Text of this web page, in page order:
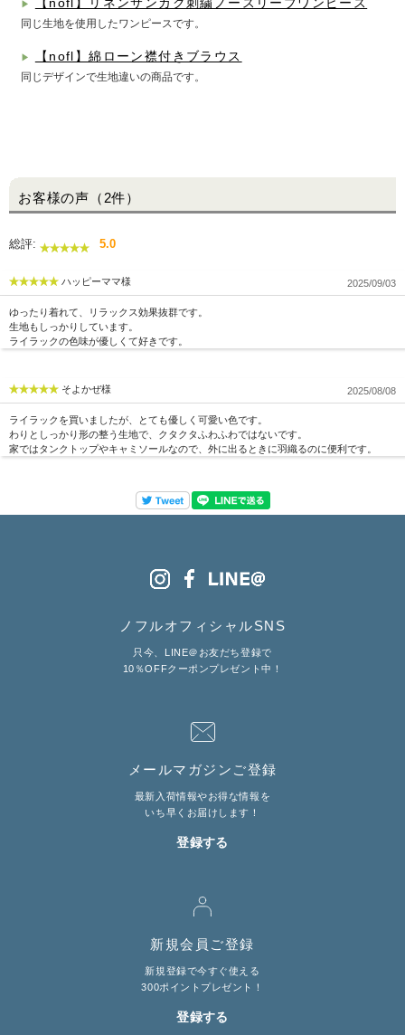
▶
同じ生地を使用したワンピースです。
▶ 【nofl】綿ローン襟付きブラウス
同じデザインで生地違いの商品です。
お客様の声（2件）
総評: 5.0
ハッピーママ様 2025/09/03
ゆったり着れて、リラックス効果抜群です。
生地もしっかりしています。
ライラックの色味が優しくて好きです。
そよかぜ様 2025/08/08
ライラックを買いましたが、とても優しく可愛い色です。
わりとしっかり形の整う生地で、クタクタふわふわではないです。
家ではタンクトップやキャミソールなので、外に出るときに羽織るのに便利です。
ノフルオフィシャルSNS
只今、LINE＠お友だち登録で
10％OFFクーポンプレゼント中！
メールマガジンご登録
最新入荷情報やお得な情報を
いち早くお届けします！
登録する
新規会員ご登録
新規登録で今すぐ使える
300ポイントプレゼント！
登録する